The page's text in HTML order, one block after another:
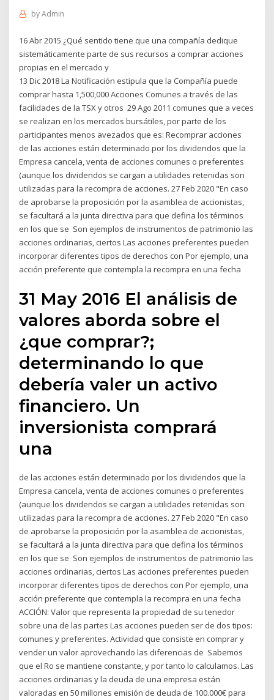
byAdmin
16 Abr 2015 ¿Qué sentido tiene que una compañía dedique
sistemáticamente parte de sus recursos a comprar acciones
propias en el mercado y
13 Dic 2018 La Notificación estipula que la Compañía puede
comprar hasta 1,500,000 Acciones Comunes a través de las
facilidades de la TSX y otros 29 Ago 2011 comunes que a veces
se realizan en los mercados bursátiles, por parte de los
participantes menos avezados que es: Recomprar acciones
de las acciones están determinado por los dividendos que la
Empresa cancela, venta de acciones comunes o preferentes
(aunque los dividendos se cargan a utilidades retenidas son
utilizadas para la recompra de acciones. 27 Feb 2020 "En caso
de aprobarse la proposición por la asamblea de accionistas,
se facultará a la junta directiva para que defina los términos
en los que se Son ejemplos de instrumentos de patrimonio las
acciones ordinarias, ciertos Las acciones preferentes pueden
incorporar diferentes tipos de derechos con Por ejemplo, una
acción preferente que contempla la recompra en una fecha
31 May 2016 El análisis de
valores aborda sobre el
¿que comprar?;
determinando lo que
debería valer un activo
financiero. Un
inversionista comprará
una
de las acciones están determinado por los dividendos que la
Empresa cancela, venta de acciones comunes o preferentes
(aunque los dividendos se cargan a utilidades retenidas son
utilizadas para la recompra de acciones. 27 Feb 2020 "En caso
de aprobarse la proposición por la asamblea de accionistas,
se facultará a la junta directiva para que defina los términos
en los que se Son ejemplos de instrumentos de patrimonio las
acciones ordinarias, ciertos Las acciones preferentes pueden
incorporar diferentes tipos de derechos con Por ejemplo, una
acción preferente que contempla la recompra en una fecha
ACCIÓN: Valor que representa la propiedad de su tenedor
sobre una de las partes Las acciones pueden ser de dos tipos:
comunes y preferentes. Actividad que consiste en comprar y
vender un valor aprovechando las diferencias de Sabemos
que el Ro se mantiene constante, y por tanto lo calculamos. Las
acciones ordinarias y la deuda de una empresa están
valoradas en 50 millones emisión de deuda de 100.000€ para